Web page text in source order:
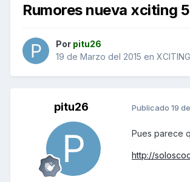
Rumores nueva xciting
Por pitu26
19 de Marzo del 2015 en
pitu26 Publicado 19
Pues parece
http://